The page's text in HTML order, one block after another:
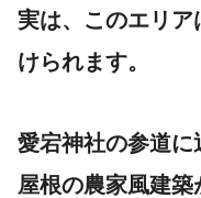
実は、このエリ
けられます。
愛宕神社の参道に
屋根の農家風建